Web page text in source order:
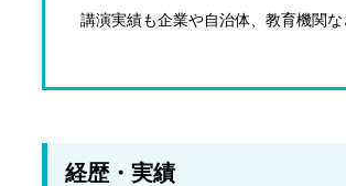
講演実績も企業や自治体、教育機関
経歴・実績